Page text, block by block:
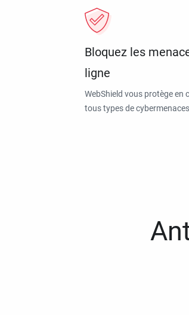
Bloquez les
ligne
WebShield vous protège en
tous types de